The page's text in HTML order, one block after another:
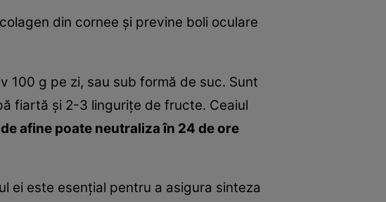
din cornee şi previne boli oculare
100 g pe zi, sau sub formă de suc. Sunt
fiartă şi 2-3 linguriţe de fructe. Ceaiul
afine poate neutraliza în 24 de ore
ei este esenţial pentru a asigura sinteza